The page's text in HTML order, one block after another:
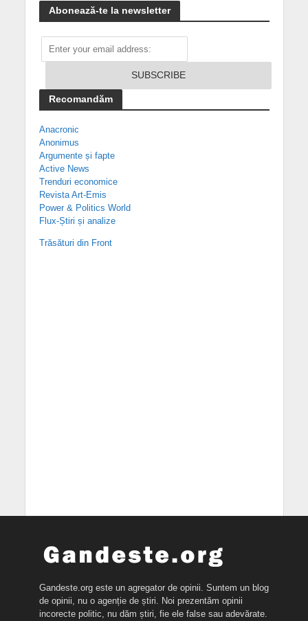
Abonează-te la newsletter
Recomandăm
Anacronic
Anonimus
Argumente și fapte
Active News
Trenduri economice
Revista Art-Emis
Power & Politics World
Flux-Știri și analize
Trăsături din Front
Gandeste.org este un agregator de opinii. Suntem un blog
de opinii, nu o agenție de știri. Noi prezentăm opinii
incorecte politic, nu dăm știri, fie ele false sau adevărate.